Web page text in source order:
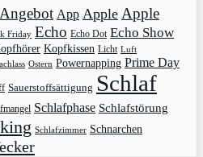
Angebot App Apple Apple
Friday Echo Echo Dot Echo Show
Kopfkissen Licht Luft
Ostern Powernapping Prime Day
Sauerstoffsättigung Schlaf
Schlafphase Schlafstörung
Schlafzimmer Schnarchen